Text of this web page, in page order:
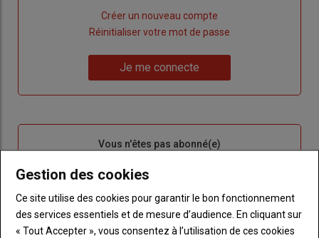
Créer un nouveau compte
de
Réinitialiser votre mot de passe
me
Je me connecte
titre
Vous n'êtes pas abonné(e)
BodyChoisissez votre formule et créez votre
compte pour accéder à tout l'Agri53.
Gestion des cookies
Ce site utilise des cookies pour garantir le bon fonctionnement
des services essentiels et de mesure d’audience. En cliquant sur
« Tout Accepter », vous consentez à l’utilisation de ces cookies